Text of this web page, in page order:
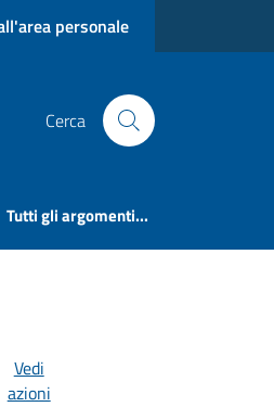
personale
Cerca
Tutti gli argomenti...
Vedi
azioni